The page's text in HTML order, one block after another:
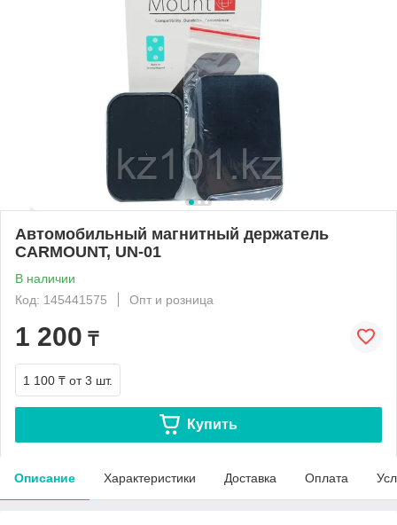
Автомобильный магнитный держатель
CARMOUNT, UN-01
В наличии
Код: 145441575
Опт и розница
1 200 ₸
1 100 ₸ от 3 шт.
Купить
Описание Характеристики Доставка Оплата